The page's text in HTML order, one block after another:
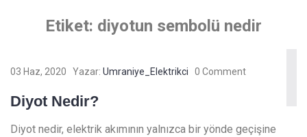
Etiket: diyotun sembolü nedir
03 Haz, 2020 Yazar: Umraniye_Elektrikci 0 Comment
Diyot Nedir?
Diyot nedir, elektrik akımının yalnızca bir yönde geçişine